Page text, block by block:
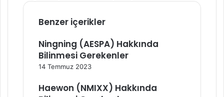
Benzer içerikler
Ningning (AESPA) Hakkında
Bilinmesi Gerekenler
14 Temmuz 2023
Haewon (NMIXX) Hakkında